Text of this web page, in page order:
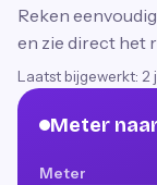
Reken
en zie direct het
Laatst bijgewerkt: 2
Meter
Meter